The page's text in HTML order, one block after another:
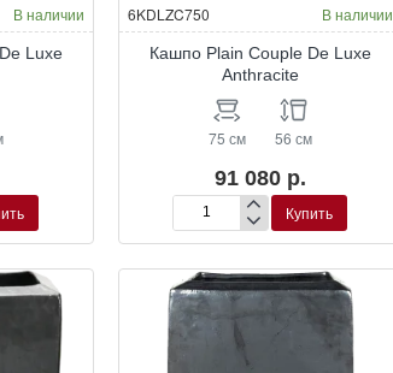
В наличии
Luxe
6KDLZC750 В наличии
Кашпо Plain Couple De Luxe
Anthracite
75 см 56 см
91 080 р.
Кашпо
Plain
Couple
De
Luxe
Anthracite
Купить